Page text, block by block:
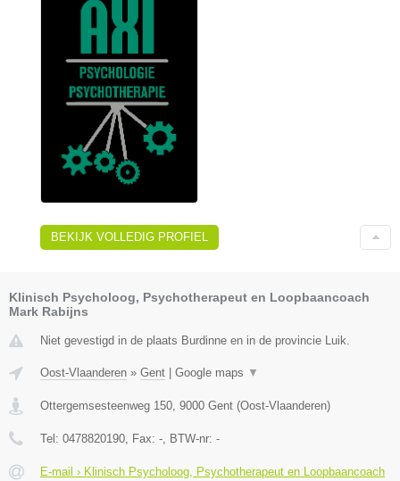
BEKIJK VOLLEDIG PROFIEL
Klinisch Psycholoog, Psychotherapeut en Loopbaancoach
Mark Rabijns
Niet gevestigd in de plaats Burdinne en in de provincie Luik.
Oost-Vlaanderen » Gent Google maps ▼
Ottergemsesteenweg 150, 9000 Gent (Oost-Vlaanderen)
Tel: 0478820190, Fax: -, BTW-nr: -
E-mail › Klinisch Psycholoog, Psychotherapeut en Loopbaancoach